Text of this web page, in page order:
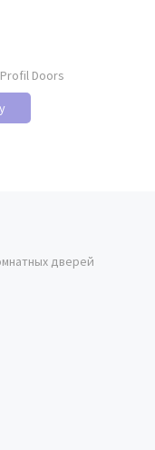
Profil Doors
дверей